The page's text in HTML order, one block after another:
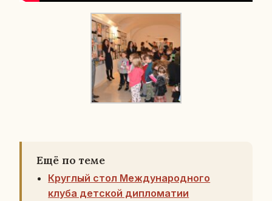
Ещё по теме
Круглый стол Международного
клуба детской дипломатии